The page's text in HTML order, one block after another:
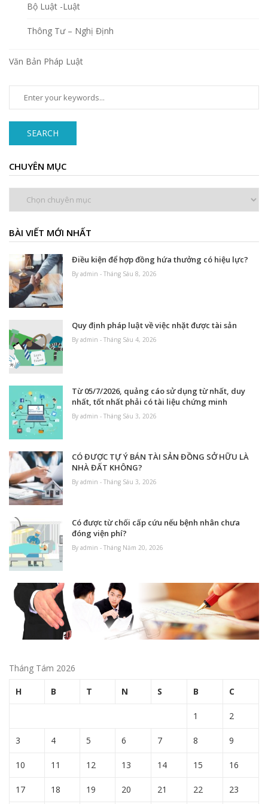
Bộ Luật -Luật
Thông Tư – Nghị Định
Văn Bản Pháp Luật
SEARCH
CHUYÊN MỤC
BÀI VIẾT MỚI NHẤT
Điều kiện để hợp đồng hứa thưởng có hiệu lực?
By admin - Tháng Sáu 8, 2026
Quy định pháp luật về việc nhặt được tài sản
By admin - Tháng Sáu 4, 2026
Từ 05/7/2026, quảng cáo sử dụng từ nhất, duy
nhất, tốt nhất phải có tài liệu chứng minh
By admin - Tháng Sáu 3, 2026
CÓ ĐƯỢC TỰ Ý BÁN TÀI SẢN ĐỒNG SỞ HỮU LÀ
NHÀ ĐẤT KHÔNG?
By admin - Tháng Sáu 3, 2026
Có được từ chối cấp cứu nếu bệnh nhân chưa
đóng viện phí?
By admin - Tháng Năm 20, 2026
Tháng Tám 2026
H B T N S B C
1 2
3 4 5 6 7 8 9
10 11 12 13 14 15 16
17 18 19 20 21 22 23